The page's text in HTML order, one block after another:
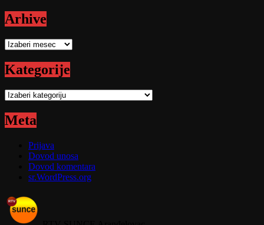
Arhive
Arhive
Kategorije
Kategorije
Meta
Prijava
Dovod unosa
Dovod komentara
sr.WordPress.org